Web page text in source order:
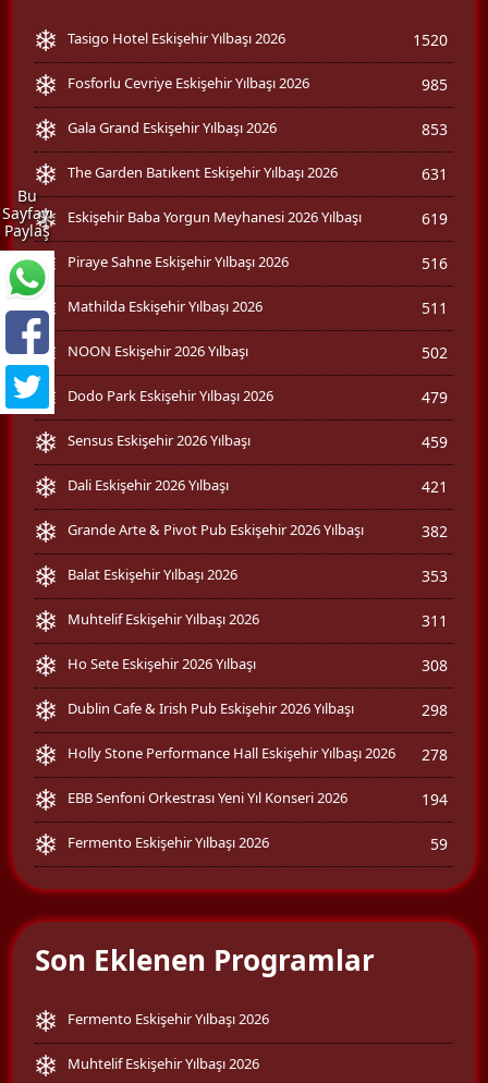
Bu
Sayfayı
Paylaş
Tasigo Hotel Eskişehir Yılbaşı 2026 1520
Fosforlu Cevriye Eskişehir Yılbaşı 2026 985
Gala Grand Eskişehir Yılbaşı 2026 853
The Garden Batıkent Eskişehir Yılbaşı 2026 631
Eskişehir Baba Yorgun Meyhanesi 2026 Yılbaşı 619
Piraye Sahne Eskişehir Yılbaşı 2026 516
Mathilda Eskişehir Yılbaşı 2026 511
NOON Eskişehir 2026 Yılbaşı 502
Dodo Park Eskişehir Yılbaşı 2026 479
Sensus Eskişehir 2026 Yılbaşı 459
Dali Eskişehir 2026 Yılbaşı 421
Grande Arte & Pivot Pub Eskişehir 2026 Yılbaşı 382
Balat Eskişehir Yılbaşı 2026 353
Muhtelif Eskişehir Yılbaşı 2026 311
Ho Sete Eskişehir 2026 Yılbaşı 308
Dublin Cafe & Irish Pub Eskişehir 2026 Yılbaşı 298
Holly Stone Performance Hall Eskişehir Yılbaşı 2026 278
EBB Senfoni Orkestrası Yeni Yıl Konseri 2026 194
Fermento Eskişehir Yılbaşı 2026 59
Son Eklenen Programlar
Fermento Eskişehir Yılbaşı 2026
Muhtelif Eskişehir Yılbaşı 2026